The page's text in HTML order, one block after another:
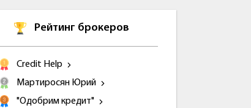
Рейтинг брокеров
Credit Help
Мартиросян Юрий
"Одобрим кредит"